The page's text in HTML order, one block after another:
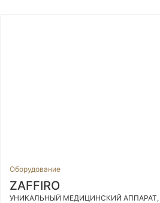
Оборудование
ZAFFIRO
УНИКАЛЬНЫЙ МЕДИЦИНСКИЙ